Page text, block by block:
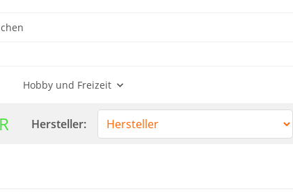
Hobby und Freizeit
Hersteller: